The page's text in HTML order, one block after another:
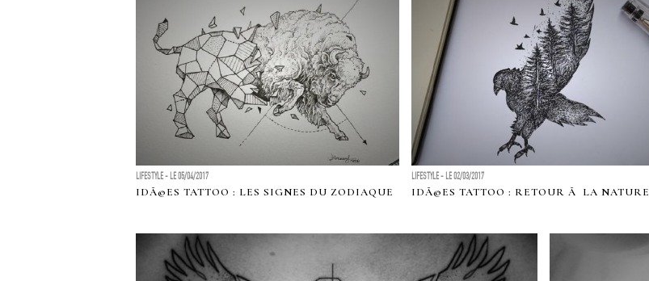
LIFESTYLE - LE 05/04/2017
IDÃ©ES TATTOO : LES SIGNES DU ZODIAQUE
LIFESTYLE - LE 02/03/2017
IDÃ©ES TATTOO : RETOUR Ã LA NATURE